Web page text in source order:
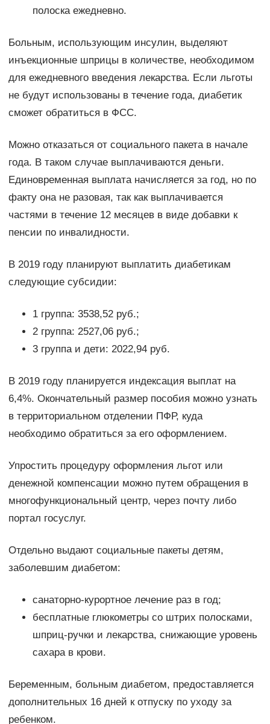
полоска ежедневно.
Больным, использующим инсулин, выделяют
инъекционные шприцы в количестве, необходимом
для ежедневного введения лекарства. Если льготы
не будут использованы в течение года, диабетик
сможет обратиться в ФСС.
Можно отказаться от социального пакета в начале
года. В таком случае выплачиваются деньги.
Единовременная выплата начисляется за год, но по
факту она не разовая, так как выплачивается
частями в течение 12 месяцев в виде добавки к
пенсии по инвалидности.
В 2019 году планируют выплатить диабетикам
следующие субсидии:
1 группа: 3538,52 руб.;
2 группа: 2527,06 руб.;
3 группа и дети: 2022,94 руб.
В 2019 году планируется индексация выплат на
6,4%. Окончательный размер пособия можно узнать
в территориальном отделении ПФР, куда
необходимо обратиться за его оформлением.
Упростить процедуру оформления льгот или
денежной компенсации можно путем обращения в
многофункциональный центр, через почту либо
портал госуслуг.
Отдельно выдают социальные пакеты детям,
заболевшим диабетом:
санаторно-курортное лечение раз в год;
бесплатные глюкометры со штрих полосками,
шприц-ручки и лекарства, снижающие уровень
сахара в крови.
Беременным, больным диабетом, предоставляется
дополнительных 16 дней к отпуску по уходу за
ребенком.